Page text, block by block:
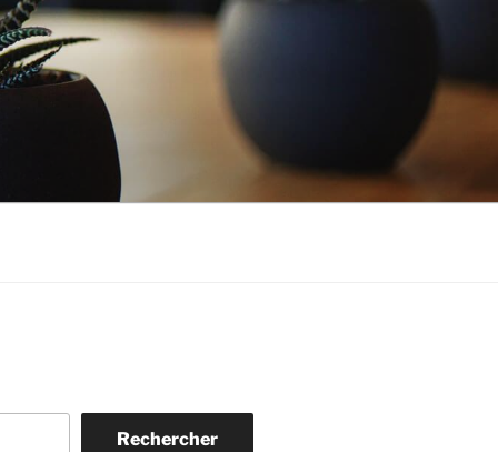
Rechercher